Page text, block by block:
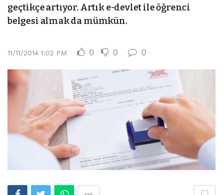
geçtikçe artıyor. Artık e-devlet ile öğrenci
belgesi almak da mümkün.
11/11/2014 1:02 PM 0 0 0